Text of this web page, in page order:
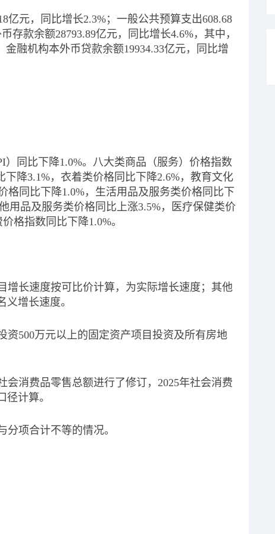
亿元，同比增长2.3%；一般公共预算支出608.68
存款余额28793.89亿元，同比增长4.6%，其中，
金融机构本外币贷款余额19934.33亿元，同比增
）同比下降1.0%。八大类商品（服务）价格指数
降3.1%，衣着类价格同比下降2.6%，教育文化
格同比下降1.0%，生活用品及服务类价格同比下
用品及服务类价格同比上涨3.5%，医疗保健类价
格指数同比下降1.0%。
增长速度按可比价计算，为实际增长速度；其他
增长速度。
资500万元以上的固定资产项目投资及所有房地
会消费品零售总额进行了修订，2025年社会消费
计算。
项合计不等的情况。